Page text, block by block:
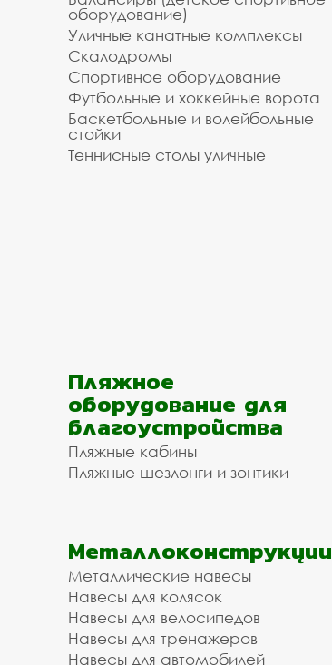
оборудование)
Уличные канатные комплексы
Скалодромы
Спортивное оборудование
Футбольные и хоккейные ворота
Баскетбольные и волейбольные
стойки
Теннисные столы уличные
Пляжное
оборудование для
благоустройства
Пляжные кабины
Пляжные шезлонги и зонтики
Металлоконструкции
Металлические навесы
Навесы для колясок
Навесы для велосипедов
Навесы для тренажеров
Навесы для автомобилей